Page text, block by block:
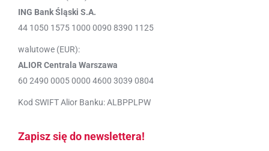
ING Bank Śląski S.A.
44 1050 1575 1000 0090 8390 1125
walutowe (EUR):
ALIOR Centrala Warszawa
60 2490 0005 0000 4600 3039 0804
Kod SWIFT Alior Banku: ALBPPLPW
Zapisz się do newslettera!